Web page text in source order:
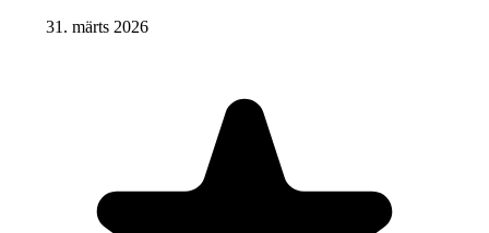
31. märts 2026